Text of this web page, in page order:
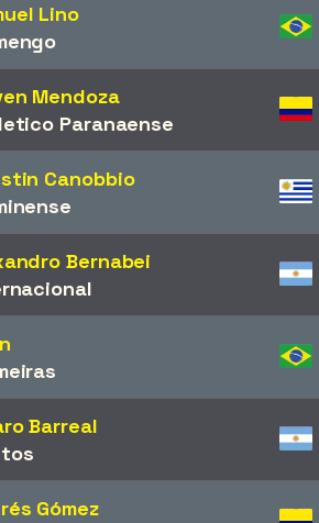
Lino
Mendoza
Paranaense
Canobbio
Bernabei
Barreal
Gómez